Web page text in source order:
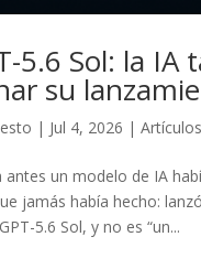
5.6 Sol: la IA
su
| Jul 4, 2026 |Artículos
antes un modelo de IA
jamás había hecho:
5.6 Sol, y no es “un...